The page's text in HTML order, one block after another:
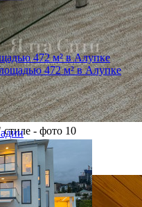
472 м² в Алупке